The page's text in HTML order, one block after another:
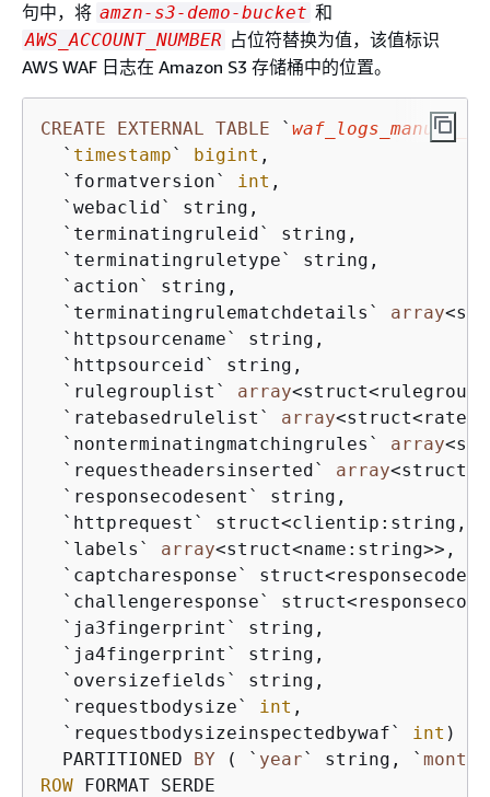
句中，将 amzn-s3-demo-bucket 和
AWS_ACCOUNT_NUMBER 占位符替换为值，该值标识
AWS WAF 日志在 Amazon S3 存储桶中的位置。
CREATE EXTERNAL TABLE `
  `
timestamp` bigint ,
  `formatversion`
int ,
  `webaclid` string,
  `terminatingruleid` string,
  `terminatingruletype` string,
  `action` string,
  `terminatingrulematchdetails`
array<
  `httpsourcename` string,
  `httpsourceid` string,
  `rulegrouplist`
array<struct<
  `ratebasedrulelist`
array<struct<
  `nonterminatingmatchingrules`
array<
  `requestheadersinserted`
array<struct
  `responsecodesent` string,
  `httprequest` struct
<
  `labels`
array<struct<name:string>> ,
  `captcharesponse` struct
<
  `challengeresponse` struct
<
  `ja3fingerprint` string,
  `ja4fingerprint` string,
  `oversizefields` string,
  `requestbodysize`
int ,
  `requestbodysizeinspectedbywaf`
int )
  PARTITIONED
BY ( ` year` string, ` month
ROW FORMAT SERDE